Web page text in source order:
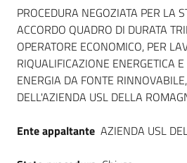
telematiche
English
Dati del bando
PROCEDURA NEGOZIATA PER LA
ACCORDO QUADRO DI DURATA
OPERATORE ECONOMICO, PER
RIQUALIFICAZIONE ENERGETICA
ENERGIA DA FONTE
DELL'AZIENDA USL DELLA
Ente appaltante AZIENDA USL